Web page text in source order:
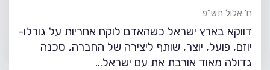
ח' אלול תש"פ
דווקא בארץ ישראל כשהאדם לוקח אחריות על גורלו-
יוזם, פועל, יוצר, שותף ליצירה של החברה, סכנה
גדולה מאוד אורבת את עם ישראל...